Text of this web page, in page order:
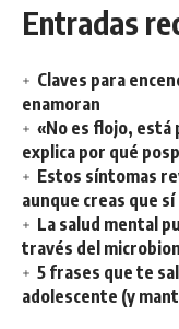
Entradas
Claves para
enamoran
«No es flojo, está
explica por qué
Estos síntomas
aunque creas que sí
La salud mental
través del
5 frases que te
adolescente (y